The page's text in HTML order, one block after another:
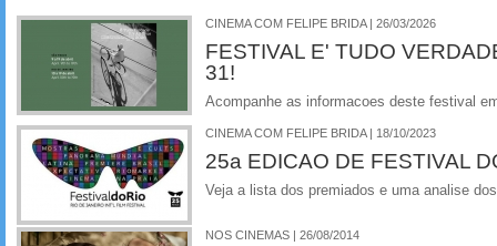
CINEMA COM FELIPE BRIDA | 26/03/2026
FESTIVAL E' TUDO
31!
Acompanhe as informacoes deste festival
CINEMA COM FELIPE BRIDA | 18/10/2023
25a EDICAO DE FESTIVAL
Veja a lista dos premiados e uma analise
NOS CINEMAS | 26/08/2014